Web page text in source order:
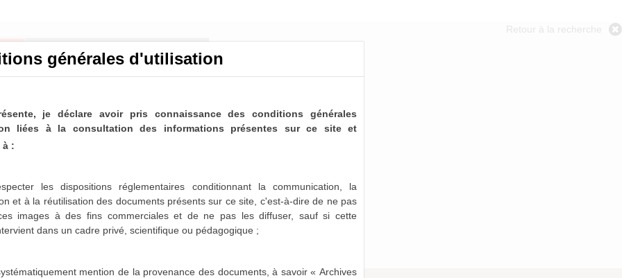
Retour à la recherche
de Sevran sont désormais partiellement disponibles
1975, 1986-1987 et 1996-2001 sont actuellement
dans les mois qui viennent.
générales d'utilisation
je déclare avoir pris connaissance des conditions générales
liées à la consultation des informations présentes sur ce site et
à :
les dispositions réglementaires conditionnant la communication, la
et à la réutilisation des documents présents sur ce site, c'est-à-dire de ne pas
images à des fins commerciales et de ne pas les diffuser, sauf si cette
dans un cadre privé, scientifique ou pédagogique ;
mention de la provenance des documents, à savoir « Archives